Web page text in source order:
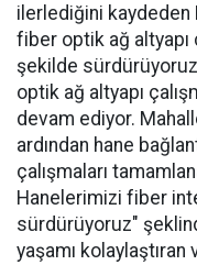
ilerlediğini kaydeden
fiber optik ağ altyapı
şekilde
optik ağ altyapı
devam ediyor.
ardından hane
çalışmaları
Hanelerimizi fiber
sürdürüyoruz"
yaşamı